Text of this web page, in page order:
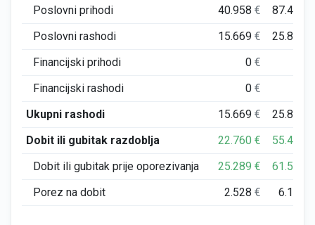
Poslovni prihodi 40.958€ 87.411
Poslovni rashodi
15.669€ 25.832
Financijski prihodi
0€
Financijski rashodi
0€
Ukupni rashodi
15.669€ 25.833
Dobit ili gubitak razdoblja
22.760€ 55.400
Dobit ili gubitak prije oporezivanja
25.289€ 61.577
Porez na dobit
2.528€ 6.177